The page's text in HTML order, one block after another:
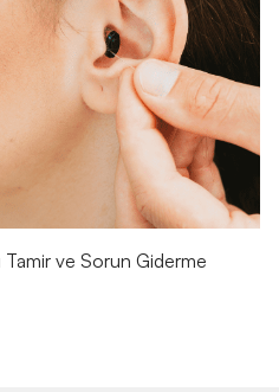
Tamir ve Sorun Giderme